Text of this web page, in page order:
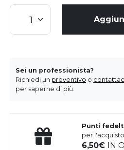
Sei un professionista?
Richiedi un preventivo o
per saperne di più.
Punti
per
6,50 IN